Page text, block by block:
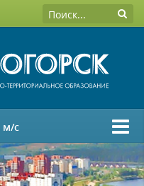
м/c